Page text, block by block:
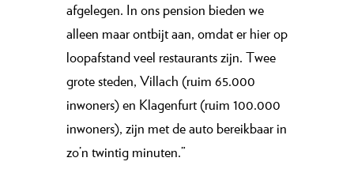
afgelegen. In ons pension bieden we
alleen maar ontbijt aan, omdat er hier op
loopafstand veel restaurants zijn. Twee
grote steden, Villach (ruim 65.000
inwoners) en Klagenfurt (ruim 100.000
inwoners), zijn met de auto bereikbaar in
zo’n twintig minuten.”